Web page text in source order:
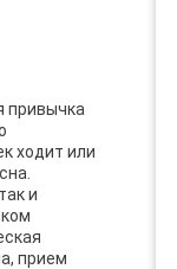
привычка
ходит или
и
прием